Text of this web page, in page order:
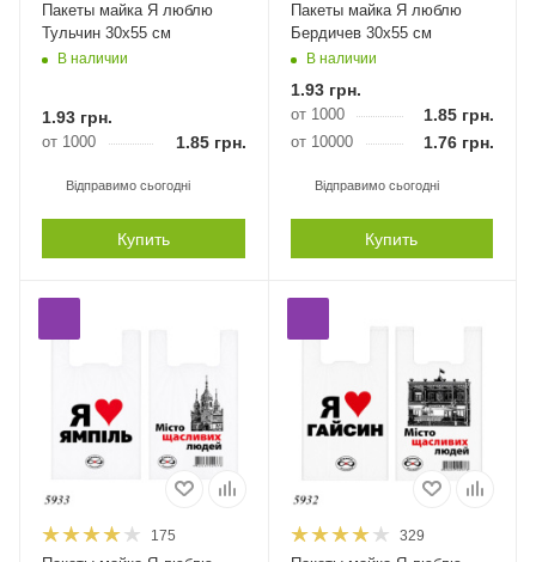
Пакеты майка Я люблю
Тульчин 30х55 см
В наличии
1.93 грн.
от 1000 1.85грн.
Відправимо сьогодні
Купить
Пакеты майка Я люблю
Бердичев 30х55 см
В наличии
1.93грн.
от 1000 1.85 грн.
от 10000 1.76 грн.
Відправимо сьогодні
Купить
175 329